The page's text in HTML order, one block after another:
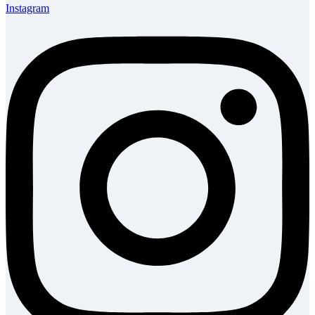
Instagram